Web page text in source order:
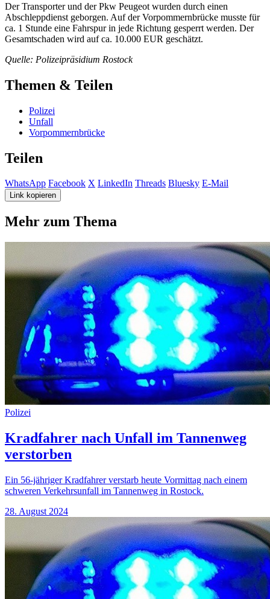
Der Transporter und der Pkw Peugeot wurden durch einen
Abschleppdienst geborgen. Auf der Vorpommernbrücke musste für
ca. 1 Stunde eine Fahrspur in jede Richtung gesperrt werden. Der
Gesamtschaden wird auf ca. 10.000 EUR geschätzt.
Quelle: Polizeipräsidium Rostock
Themen & Teilen
Polizei
Unfall
Vorpommernbrücke
Teilen
WhatsApp Facebook X LinkedIn Threads Bluesky E-Mail
Link kopieren
Mehr zum Thema
Polizei
Kradfahrer nach Unfall im Tannenweg
verstorben
Ein 56-jähriger Kradfahrer verstarb heute Vormittag nach einem
schweren Verkehrsunfall im Tannenweg in Rostock.
28. August 2024